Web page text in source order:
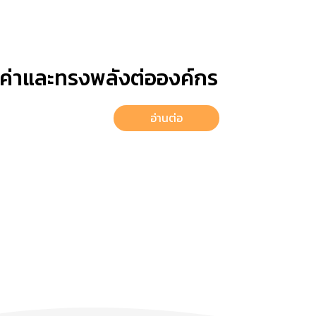
าและทรงพลังต่อองค์กร
อ่านต่อ